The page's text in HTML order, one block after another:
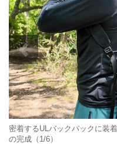
密着するULバックパックに装
の完成（1/6）